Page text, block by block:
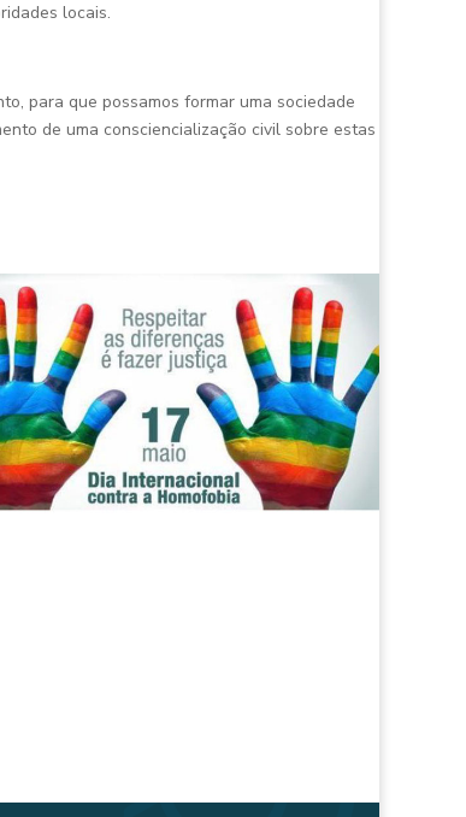
locais.
para que possamos formar uma sociedade
de uma consciencialização civil sobre estas